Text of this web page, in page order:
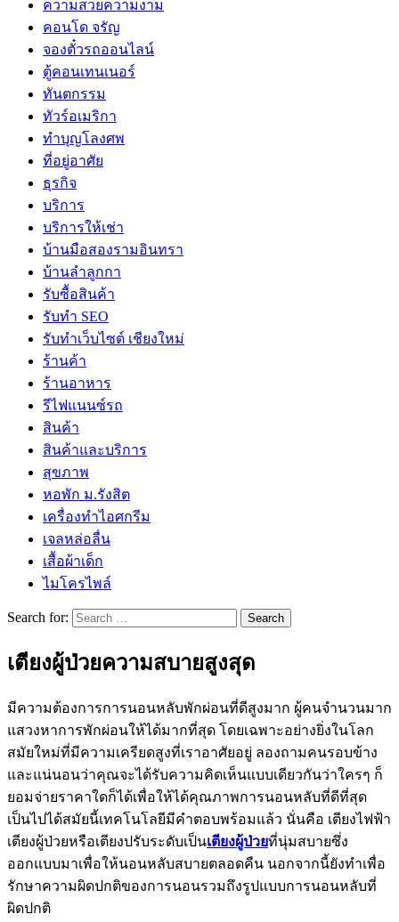
ความสวยความงาม
คอนโด จรัญ
จองตั๋วรถออนไลน์
ตู้คอนเทนเนอร์
ทันตกรรม
ทัวร์อเมริกา
ทำบุญโลงศพ
ที่อยู่อาศัย
ธุรกิจ
บริการ
บริการให้เช่า
บ้านมือสองรามอินทรา
บ้านลำลูกกา
รับซื้อสินค้า
รับทำ SEO
รับทำเว็บไซต์ เชียงใหม่
ร้านค้า
ร้านอาหาร
รีไฟแนนซ์รถ
สินค้า
สินค้าและบริการ
สุขภาพ
หอพัก ม.รังสิต
เครื่องทำไอศกรีม
เจลหล่อลื่น
เสื้อผ้าเด็ก
ไมโครไพล์
Search for:
เตียงผู้ป่วยความสบายสูงสุด
มีความต้องการการนอนหลับพักผ่อนที่ดีสูงมาก ผู้คนจำนวนมาก
แสวงหาการพักผ่อนให้ได้มากที่สุด โดยเฉพาะอย่างยิ่งในโลก
สมัยใหม่ที่มีความเครียดสูงที่เราอาศัยอยู่ ลองถามคนรอบข้าง
และแน่นอนว่าคุณจะได้รับความคิดเห็นแบบเดียวกันว่าใครๆ ก็
ยอมจ่ายราคาใดก็ได้เพื่อให้ได้คุณภาพการนอนหลับที่ดีที่สุด
เป็นไปได้สมัยนี้เทคโนโลยีมีคำตอบพร้อมแล้ว นั่นคือ เตียงไฟฟ้า
เตียงผู้ป่วยหรือเตียงปรับระดับเป็นเตียงผู้ป่วยที่นุ่มสบายซึ่ง
ออกแบบมาเพื่อให้นอนหลับสบายตลอดคืน นอกจากนี้ยังทำเพื่อ
รักษาความผิดปกติของการนอนรวมถึงรูปแบบการนอนหลับที่
ผิดปกติ